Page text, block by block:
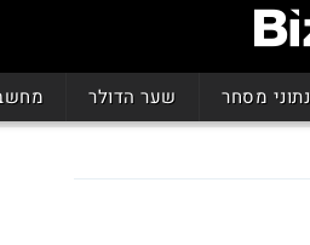
נתוני מסחר שער הדולר